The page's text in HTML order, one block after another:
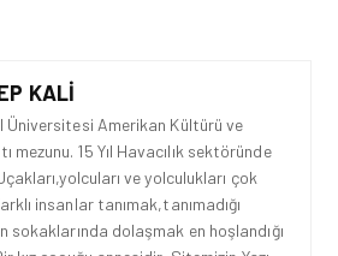
KALI
Üniversitesi Amerikan Kültürü ve
mezunu. 15 Yıl Havacılık sektöründe
ve yolculukları çok
insanlar tanımak,tanımadığı
sokaklarında dolaşmak en hoşlandığı